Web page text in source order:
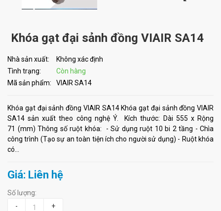
Khóa gạt đại sảnh đồng VIAIR SA14
Nhà sản xuất:
Không xác định
Tình trạng:
Còn hàng
Mã sản phẩm:
VIAIR SA14
Khóa gạt đại sảnh đồng VIAIR SA14 Khóa gạt đại sảnh đồng VIAIR
SA14 sản xuất theo công nghệ Ý. Kích thước: Dài 555 x Rộng
71 (mm) Thông số ruột khóa: - Sử dụng ruột 10 bi 2 tầng - Chìa
công trình (Tạo sự an toàn tiện ích cho người sử dụng) - Ruột khóa
có...
Giá: Liên hệ
Số lượng:
-
+